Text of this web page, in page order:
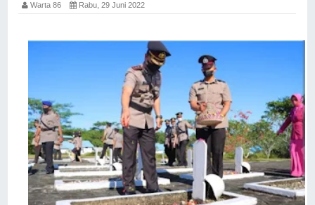
Warta 86 Rabu, 29 Juni 2022